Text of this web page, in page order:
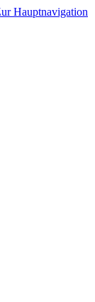
Hauptnavigation